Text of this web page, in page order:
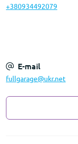
+380934492079
E-mail
fullgarage@ukr.net